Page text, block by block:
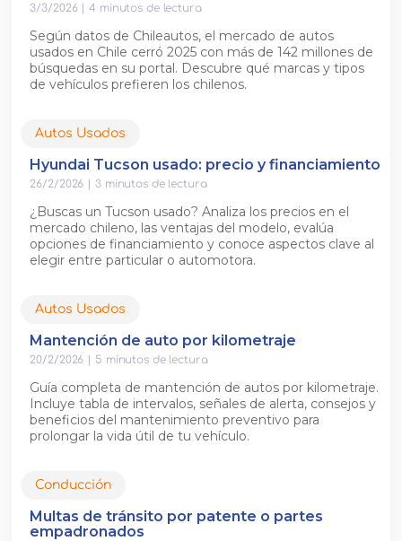
3/3/2026|4 minutos de lectura
Según datos de Chileautos, el mercado de autos
usados en Chile cerró 2025 con más de 142 millones de
búsquedas en su portal. Descubre qué marcas y tipos
de vehículos prefieren los chilenos.
Autos Usados
Hyundai Tucson usado: precio y financiamiento
26/2/2026 3 minutos de lectura
¿Buscas un Tucson usado? Analiza los precios en el
mercado chileno, las ventajas del modelo, evalúa
opciones de financiamiento y conoce aspectos clave al
elegir entre particular o automotora.
Autos Usados
Mantención de auto por kilometraje
20/2/2026 5 minutos de lectura
Guía completa de mantención de autos por kilometraje.
Incluye tabla de intervalos, señales de alerta, consejos y
beneficios del mantenimiento preventivo para
prolongar la vida útil de tu vehículo.
Conducción
Multas de tránsito por patente o partes
empadronados